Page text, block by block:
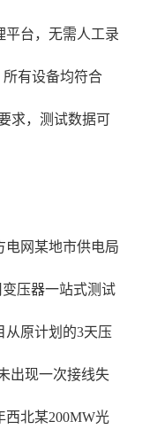
平台，无需人工录
所有设备均符合
求，测试数据可
电网某地市供电局
压器一站式测试
从原计划的3天压
出现一次接线失
西北某200MW光